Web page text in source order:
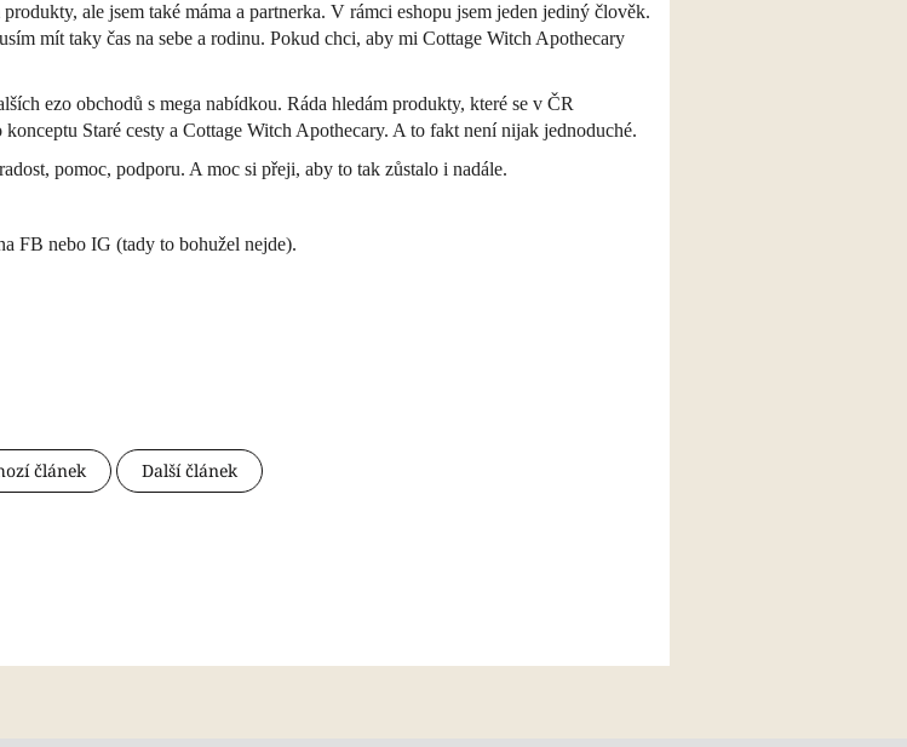
ale jsem také máma a partnerka. V rámci eshopu jsem jeden jediný člověk.
mít taky čas na sebe a rodinu. Pokud chci, aby mi Cottage Witch Apothecary
ezo obchodů s mega nabídkou. Ráda hledám produkty, které se v ČR
Staré cesty a Cottage Witch Apothecary. A to fakt není nijak jednoduché.
pomoc, podporu. A moc si přeji, aby to tak zůstalo i nadále.
FB nebo IG (tady to bohužel nejde).
článek Další článek